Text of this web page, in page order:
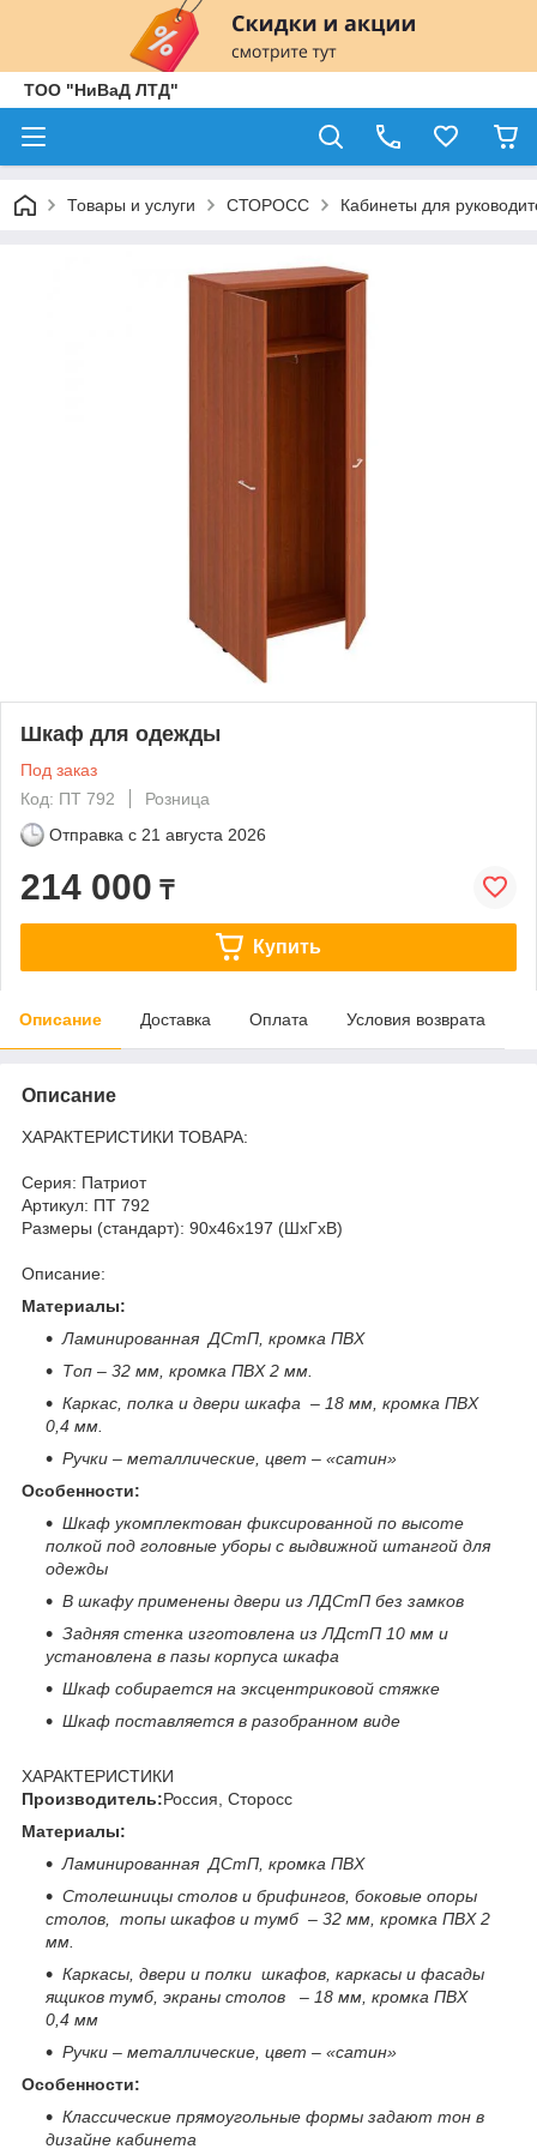
ТОО "НиВаД ЛТД"
Товары и услуги СТОРОСС Кабинеты для
Шкаф для одежды
Под заказ
Код: ПТ 792
Розница
Отправка с 21 августа 2026
214 000 ₸
Купить
Описание Доставка Оплата Условия возврата
Описание
ХАРАКТЕРИСТИКИ ТОВАРА:
Серия: Патриот
Артикул: ПТ 792
Размеры (стандарт): 90x46x197 (ШхГхВ)
Описание:
Материалы:
Ламинированная ДСтП, кромка ПВХ
Топ – 32 мм, кромка ПВХ 2 мм.
Каркас, полка и двери шкафа – 18 мм, кромка ПВХ
0,4 мм.
Ручки – металлические, цвет – «сатин»
Особенности:
Шкаф укомплектован фиксированной по высоте
полкой под головные уборы с выдвижной штангой для
одежды
В шкафу применены двери из ЛДСтП без замков
Задняя стенка изготовлена из ЛДстП 10 мм и
установлена в пазы корпуса шкафа
Шкаф собирается на эксцентриковой стяжке
Шкаф поставляется в разобранном виде
ХАРАКТЕРИСТИКИ
Производитель:Россия, Сторосс
Материалы:
Ламинированная ДСтП, кромка ПВХ
Столешницы столов и брифингов, боковые опоры
столов, топы шкафов и тумб – 32 мм, кромка ПВХ 2
мм.
Каркасы, двери и полки шкафов, каркасы и фасады
ящиков тумб, экраны столов – 18 мм, кромка ПВХ
0,4 мм
Ручки – металлические, цвет – «сатин»
Особенности:
Классические прямоугольные формы задают тон в
дизайне кабинета